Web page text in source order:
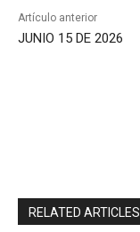
Artículo anterior
JUNIO 15 DE 2026
RELATED ARTICLES